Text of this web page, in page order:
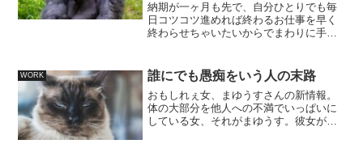
納期が一ヶ月も先で、自分ひとりでも毎
日コツコツ進めれば終わるお仕事を早く
終わらせちゃいたいからでまわりに手伝
く彼女、人にやらせて自分はやらないの
よ。ある程度わたしの...
WORK 誰にでも愚痴をいう人の末路
おもしれぇ女、まゆうすさんの新情報。
体の大部分を他人への不満でいっぱいに
している女、それがまゆうす。彼女があ